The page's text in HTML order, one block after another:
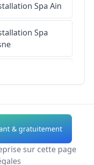
Spa Ain
Spa
Spa
& gratuitement
sur cette page